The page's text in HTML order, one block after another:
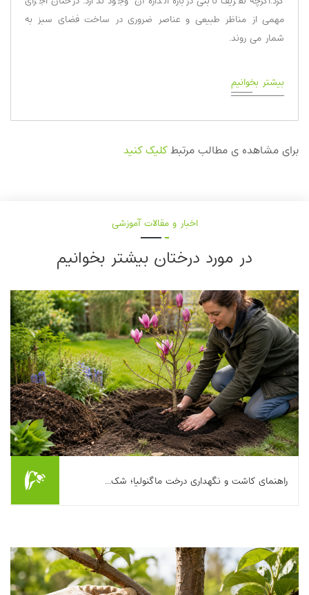
مهمی از مناظر طبیعی و عناصر ضروری در ساخت فضای سبز به
شمار می روند.
بیشتر بخوانیم
برای مشاهده ی مطالب مرتبطکلیک کنید
اخبار و مقالات آموزشی
در مورد درختان بیشتر بخوانیم
اگر یک‌بار شکوفه‌های بزرگ و مومیِ ماگنولیا را از نزدیک دیده باشید،
بیشتر بخوانیم ...
راهنمای کاشت و نگهداری درخت ماگنولیا؛ شک...